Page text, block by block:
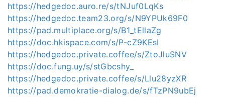
https://hedgedoc.auro.re/s/tNJuf0LqKs
https://hedgedoc.team23.org/s/N9YPUk69F0
https://pad.multiplace.org/s/B1_tEllaZg
https://doc.hkispace.com/s/P-cZ9KEsI
https://hedgedoc.private.coffee/s/ZtoJluSNV
https://doc.fung.uy/s/stGbcshy_
https://hedgedoc.private.coffee/s/Llu28yzXR
https://pad.demokratie-dialog.de/s/fTzPN9ubEj